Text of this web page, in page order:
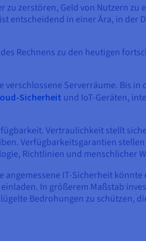
zerstören, Geld von Nutzern zu
entscheidend in einer Ära, in der
Rechnens zu den heutigen
Serverräume. Bis in
Sicherheit und IoT-Geräten,
Vertraulichkeit stellt
Verfügbarkeitsgarantien stellen
Richtlinien und menschlicher
IT-Sicherheit könnte
In größerem Maßstab
Bedrohungen zu schützen,